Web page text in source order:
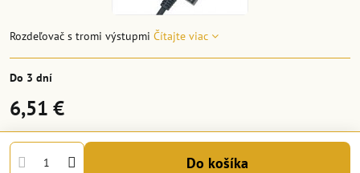
Rozdeľovač s tromi výstupmi Čítajte viac
Do 3 dní
6,51 €
Do košíka